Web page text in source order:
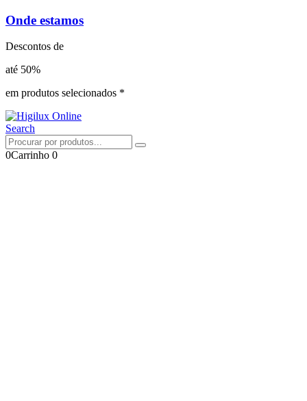
Onde estamos
Descontos de
até 50%
em produtos selecionados *
Search
0Carrinho 0